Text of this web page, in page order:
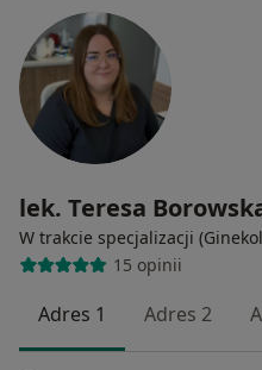
lek. Teresa
W trakcie specjalizacji
15 opinii
Adres 1 Adres 2